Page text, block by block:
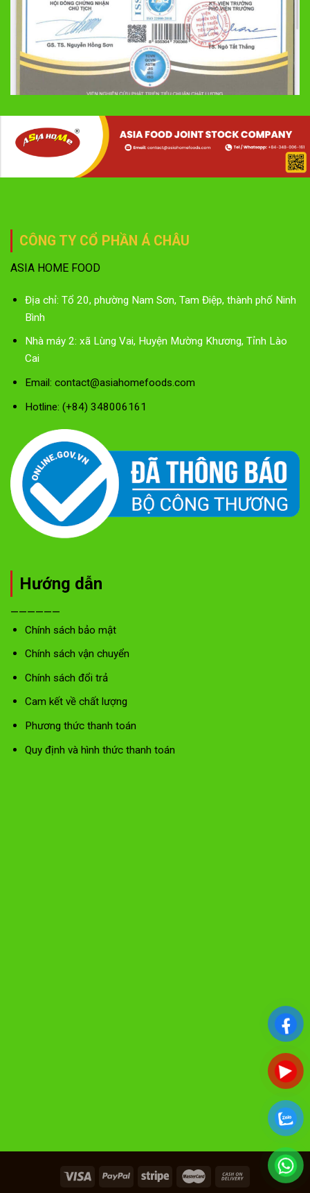
CÔNG TY CỔ PHẦN Á CHÂU
ASIA HOME FOOD
Địa chỉ: Tổ 20, phường Nam Sơn, Tam Điệp, thành phố Ninh
Bình
Nhà máy 2: xã Lùng Vai, Huyện Mường Khương, Tỉnh Lào
Cai
Email: contact@asiahomefoods.com
Hotline: (+84) 348006161
Hướng dẫn
——————
Chính sách bảo mật
Chính sách vận chuyển
Chính sách đổi trả
Cam kết về chất lượng
Phương thức thanh toán
Quy định và hình thức thanh toán